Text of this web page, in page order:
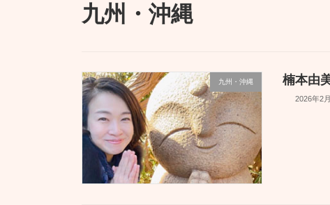
九州・沖縄
九州・沖縄 楠本由
2026年2